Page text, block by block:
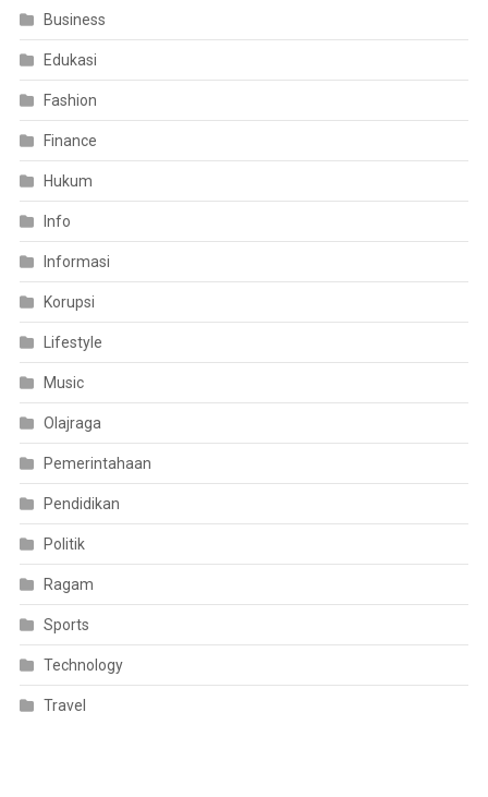
Business
Edukasi
Fashion
Finance
Hukum
Info
Informasi
Korupsi
Lifestyle
Music
Olajraga
Pemerintahaan
Pendidikan
Politik
Ragam
Sports
Technology
Travel